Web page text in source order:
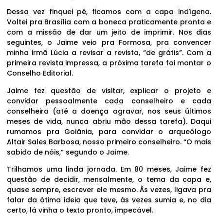
Dessa vez finquei pé, ficamos com a capa indígena.
Voltei pra Brasília com a boneca praticamente pronta e
com a missão de dar um jeito de imprimir. Nos dias
seguintes, o Jaime veio pra Formosa, pra convencer
minha irmã Lúcia a revisar a revista, “de grátis”. Com a
primeira revista impressa, a próxima tarefa foi montar o
Conselho Editorial.
Jaime fez questão de visitar, explicar o projeto e
convidar pessoalmente cada conselheiro e cada
conselheira (até a doença agravar, nos seus últimos
meses de vida, nunca abriu mão dessa tarefa). Daqui
rumamos pra Goiânia, para convidar o arqueólogo
Altair Sales Barbosa, nosso primeiro conselheiro. “O mais
sabido de nóis,” segundo o Jaime.
Trilhamos uma linda jornada. Em 80 meses, Jaime fez
questão de decidir, mensalmente, o tema da capa e,
quase sempre, escrever ele mesmo. Às vezes, ligava pra
falar da ótima ideia que teve, às vezes sumia e, no dia
certo, lá vinha o texto pronto, impecável.